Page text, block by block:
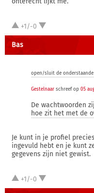
+1/-0
Bas
open/sluit de
Gestelnaar schreef op 05
De wachtwoorden
hoe zit het met de
Je kunt in je profiel
ingevuld hebt en je kunt
gegevens zijn niet gewist.
+1/-0